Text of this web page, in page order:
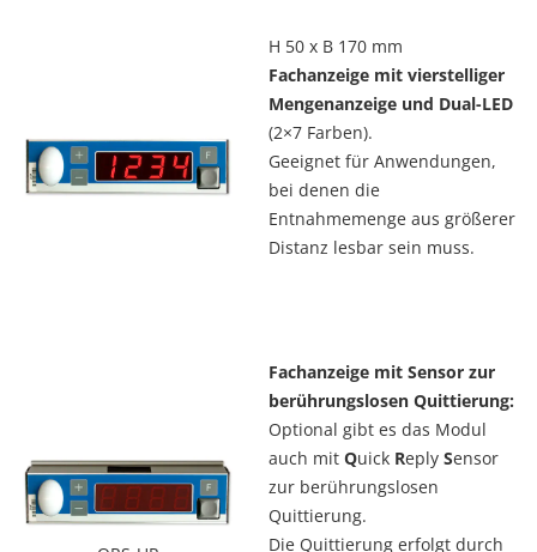
H 50 x B 170 mm
Fachanzeige mit vierstelliger
Mengenanzeige und Dual-LED
(2×7 Farben).
Geeignet für Anwendungen,
bei denen die
Entnahmemenge aus größerer
Distanz lesbar sein muss.
Fachanzeige mit Sensor zur
berührungslosen Quittierung:
Optional gibt es das Modul
auch mit Quick Reply Sensor
zur berührungslosen
Quittierung.
Die Quittierung erfolgt durch